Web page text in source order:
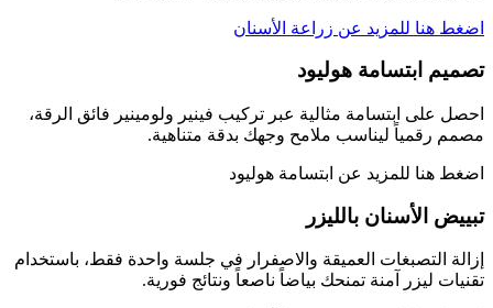
اضغط هنا للمزيد عن زراعة الأسنان
تصميم ابتسامة هوليود
احصل على ابتسامة مثالية عبر تركيب فينير ولومينير فائق الرقة،
مصمم رقمياً ليناسب ملامح وجهك بدقة متناهية.
اضغط هنا للمزيد عن ابتسامة هوليود
تبييض الأسنان بالليزر
إزالة التصبغات العميقة والاصفرار في جلسة واحدة فقط، باستخدام
تقنيات ليزر آمنة تمنحك بياضاً ناصعاً ونتائج فورية.